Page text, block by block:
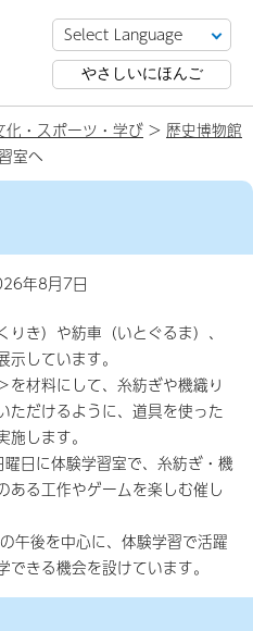
やさしいにほんご
化・スポーツ・学び > 歴史博物館
室へ
年8月7日
き）や紡車（いとぐるま）、
しています。
材料にして、糸紡ぎや機織り
ただけるように、道具を使った
します。
日に体験学習室で、糸紡ぎ・機
ある工作やゲームを楽しむ催し
午後を中心に、体験学習で活躍
きる機会を設けています。